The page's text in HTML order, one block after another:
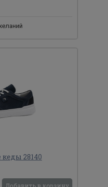
28140